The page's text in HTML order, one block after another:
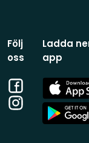
Följ
oss
Facebook
Instagram
Ladda
app
App
Store
App
Store